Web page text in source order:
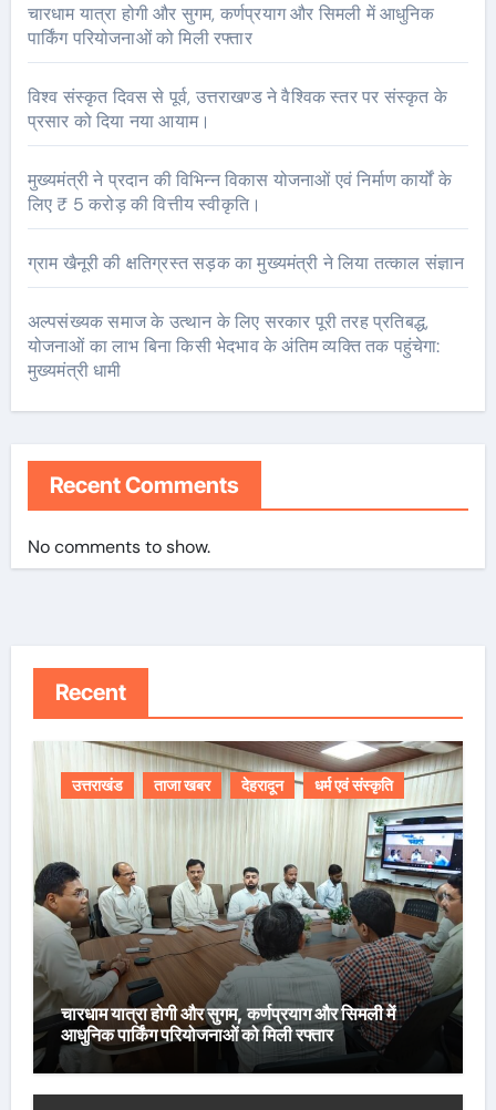
चारधाम यात्रा होगी और सुगम, कर्णप्रयाग और सिमली में आधुनिक
पार्किंग परियोजनाओं को मिली रफ्तार
विश्व संस्कृत दिवस से पूर्व, उत्तराखण्ड ने वैश्विक स्तर पर संस्कृत के
प्रसार को दिया नया आयाम।
मुख्यमंत्री ने प्रदान की विभिन्न विकास योजनाओं एवं निर्माण कार्यों के
लिए ₹ 5 करोड़ की वित्तीय स्वीकृति।
ग्राम खैनूरी की क्षतिग्रस्त सड़क का मुख्यमंत्री ने लिया तत्काल संज्ञान
अल्पसंख्यक समाज के उत्थान के लिए सरकार पूरी तरह प्रतिबद्ध,
योजनाओं का लाभ बिना किसी भेदभाव के अंतिम व्यक्ति तक पहुंचेगा:
मुख्यमंत्री धामी
Recent Comments
No comments to show.
Recent
उत्तराखंड ताजा खबर देहरादून धर्म एवं संस्कृति
चारधाम यात्रा होगी और सुगम, कर्णप्रयाग और सिमली में
आधुनिक पार्किंग परियोजनाओं को मिली रफ्तार